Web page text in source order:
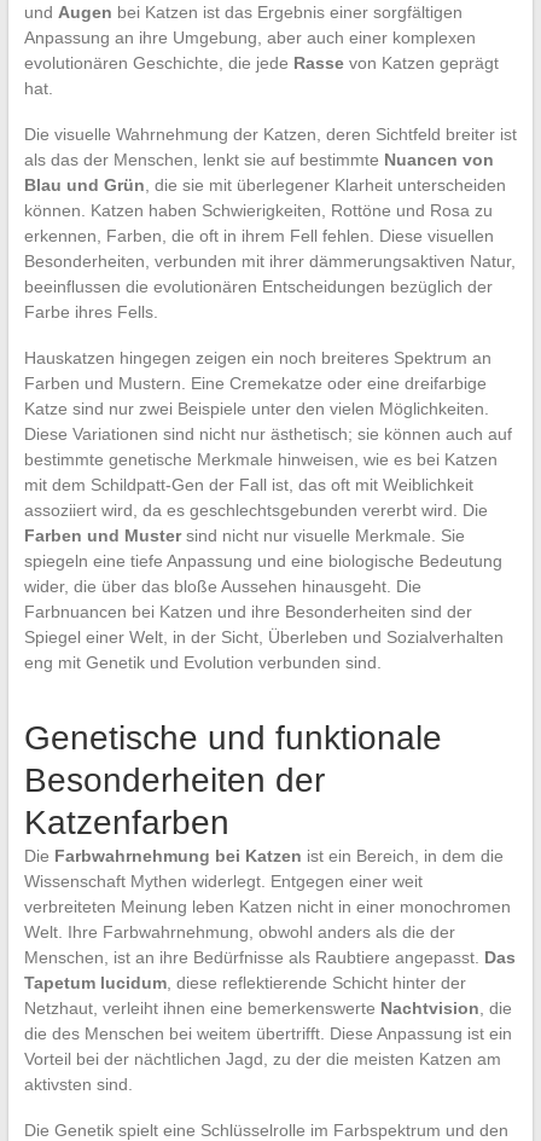
und Augen bei Katzen ist das Ergebnis einer sorgfältigen
Anpassung an ihre Umgebung, aber auch einer komplexen
evolutionären Geschichte, die jede Rassevon Katzen geprägt
hat.
Die visuelle Wahrnehmung der Katzen, deren Sichtfeld breiter ist
als das der Menschen, lenkt sie auf bestimmte Nuancen von
Blau und Grün , die sie mit überlegener Klarheit unterscheiden
können. Katzen haben Schwierigkeiten, Rottöne und Rosa zu
erkennen, Farben, die oft in ihrem Fell fehlen. Diese visuellen
Besonderheiten, verbunden mit ihrer dämmerungsaktiven Natur,
beeinflussen die evolutionären Entscheidungen bezüglich der
Farbe ihres Fells.
Hauskatzen hingegen zeigen ein noch breiteres Spektrum an
Farben und Mustern. Eine Cremekatze oder eine dreifarbige
Katze sind nur zwei Beispiele unter den vielen Möglichkeiten.
Diese Variationen sind nicht nur ästhetisch; sie können auch auf
bestimmte genetische Merkmale hinweisen, wie es bei Katzen
mit dem Schildpatt-Gen der Fall ist, das oft mit Weiblichkeit
assoziiert wird, da es geschlechtsgebunden vererbt wird. Die
Farben und Mustersind nicht nur visuelle Merkmale. Sie
spiegeln eine tiefe Anpassung und eine biologische Bedeutung
wider, die über das bloße Aussehen hinausgeht. Die
Farbnuancen bei Katzen und ihre Besonderheiten sind der
Spiegel einer Welt, in der Sicht, Überleben und Sozialverhalten
eng mit Genetik und Evolution verbunden sind.
Genetische und funktionale
Besonderheiten der
Katzenfarben
Die Farbwahrnehmung bei Katzen ist ein Bereich, in dem die
Wissenschaft Mythen widerlegt. Entgegen einer weit
verbreiteten Meinung leben Katzen nicht in einer monochromen
Welt. Ihre Farbwahrnehmung, obwohl anders als die der
Menschen, ist an ihre Bedürfnisse als Raubtiere angepasst. Das
Tapetum lucidum, diese reflektierende Schicht hinter der
Netzhaut, verleiht ihnen eine bemerkenswerte Nachtvision , die
die des Menschen bei weitem übertrifft. Diese Anpassung ist ein
Vorteil bei der nächtlichen Jagd, zu der die meisten Katzen am
aktivsten sind.
Die Genetik spielt eine Schlüsselrolle im Farbspektrum und den